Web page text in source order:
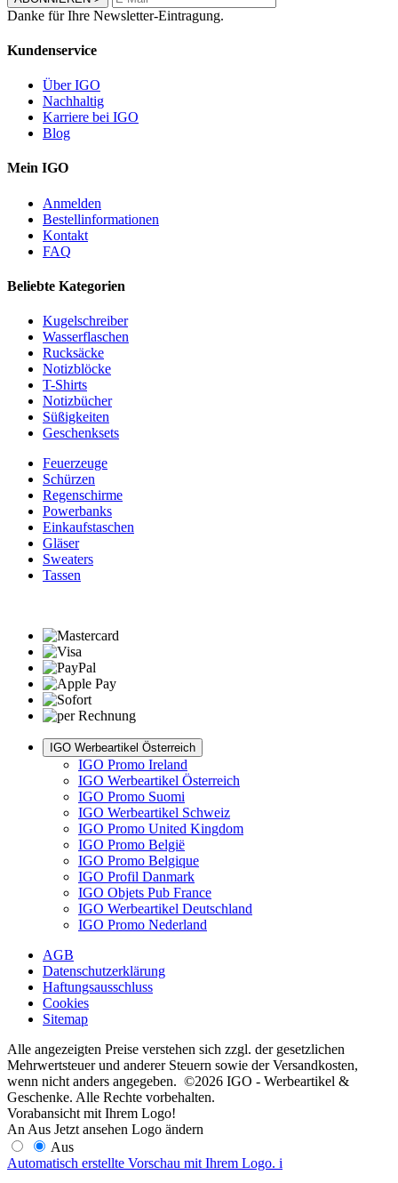
Danke für Ihre Newsletter-Eintragung.
Kundenservice
Über IGO
Nachhaltig
Karriere bei IGO
Blog
Mein IGO
Anmelden
Bestellinformationen
Kontakt
FAQ
Beliebte Kategorien
Kugelschreiber
Wasserflaschen
Rucksäcke
Notizblöcke
T-Shirts
Notizbücher
Süßigkeiten
Geschenksets
Feuerzeuge
Schürzen
Regenschirme
Powerbanks
Einkaufstaschen
Gläser
Sweaters
Tassen
IGO Werbeartikel Österreich
IGO Promo Ireland
IGO Werbeartikel Österreich
IGO Promo Suomi
IGO Werbeartikel Schweiz
IGO Promo United Kingdom
IGO Promo België
IGO Promo Belgique
IGO Profil Danmark
IGO Objets Pub France
IGO Werbeartikel Deutschland
IGO Promo Nederland
AGB
Datenschutzerklärung
Haftungsausschluss
Cookies
Sitemap
Alle angezeigten Preise verstehen sich zzgl. der gesetzlichen
Mehrwertsteuer und anderer Steuern sowie der Versandkosten,
wenn nicht anders angegeben. ©2026 IGO - Werbeartikel &
Geschenke. Alle Rechte vorbehalten.
Vorabansicht mit Ihrem Logo!
An Aus Jetzt ansehen Logo ändern
Aus
Automatisch erstellte Vorschau mit Ihrem Logo. i